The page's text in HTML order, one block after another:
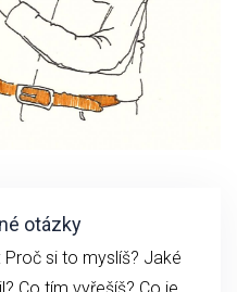
otázky
si to myslíš? Jaké